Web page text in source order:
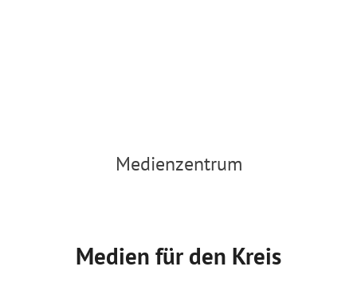
Medienzentrum
Medien für den Kreis